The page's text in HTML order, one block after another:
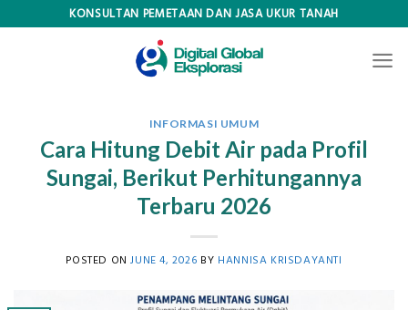
KONSULTAN PEMETAAN DAN JASA UKUR TANAH
INFORMASI UMUM
Cara Hitung Debit Air pada Profil
Sungai, Berikut Perhitungannya
Terbaru 2026
POSTED ONJUNE 4, 2026 BY HANNISA KRISDAYANTI